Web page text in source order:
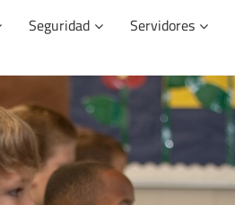
Seguridad Servidores